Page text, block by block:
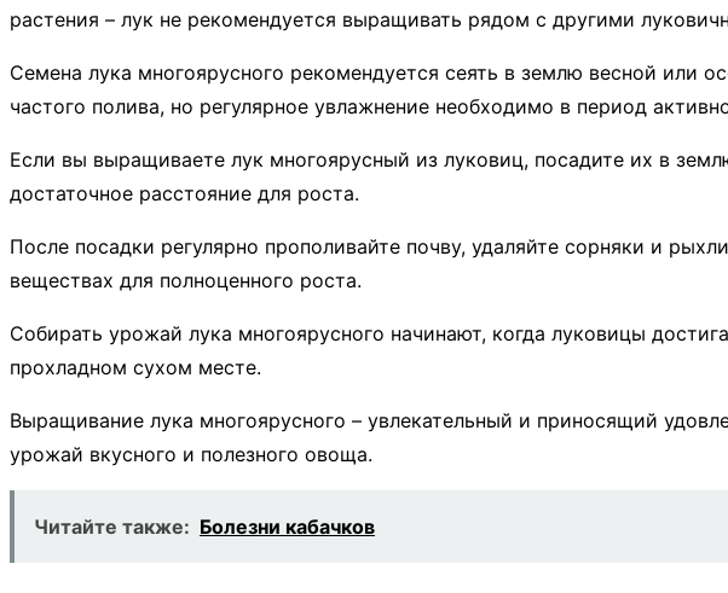
растения – лук не рекомендуется выращивать рядом с другими
Семена лука многоярусного рекомендуется сеять в землю весной или
частого полива, но регулярное увлажнение необходимо в период
Если вы выращиваете лук многоярусный из луковиц, посадите их в
достаточное расстояние для роста.
После посадки регулярно прополивайте почву, удаляйте сорняки и
веществах для полноценного роста.
Собирать урожай лука многоярусного начинают, когда луковицы
прохладном сухом месте.
Выращивание лука многоярусного – увлекательный и приносящий
урожай вкусного и полезного овоща.
Читайте также: Болезни кабачков